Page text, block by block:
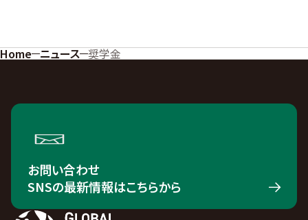
Home ニュース 奨学金
お問い合わせ
SNSの最新情報はこちらから